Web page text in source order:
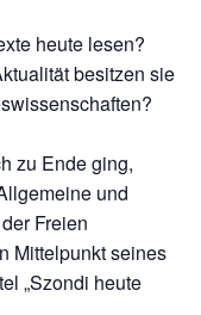
heute lesen?
besitzen sie
zu Ende ging,
und
Freien
Mittelpunkt seines
„Szondi heute